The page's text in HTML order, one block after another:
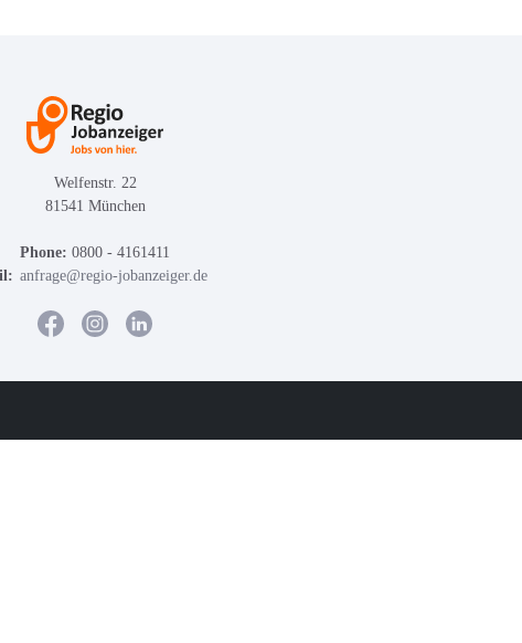
Welfenstr. 22
81541 München
Phone: 0800 - 4161411
anfrage@regio-jobanzeiger.de